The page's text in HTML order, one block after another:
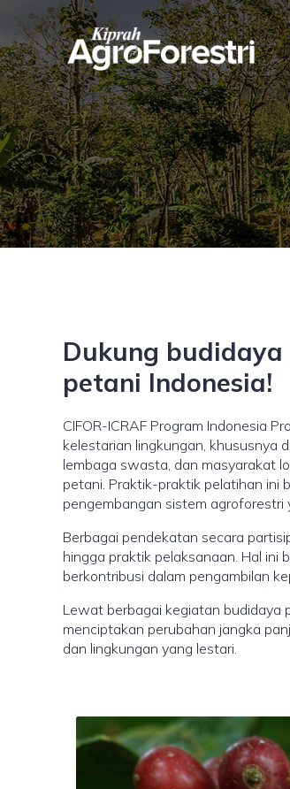
Dukung
petani Indonesia!
CIFOR-ICRAF Program Indonesia
kelestarian lingkungan, khususnya
lembaga swasta, dan masyarakat
petani. Praktik-praktik pelatihan ini
pengembangan sistem
Berbagai pendekatan secara
hingga praktik pelaksanaan. Hal
berkontribusi dalam pengambilan
Lewat berbagai kegiatan budidaya
menciptakan perubahan jangka
dan lingkungan yang lestari.